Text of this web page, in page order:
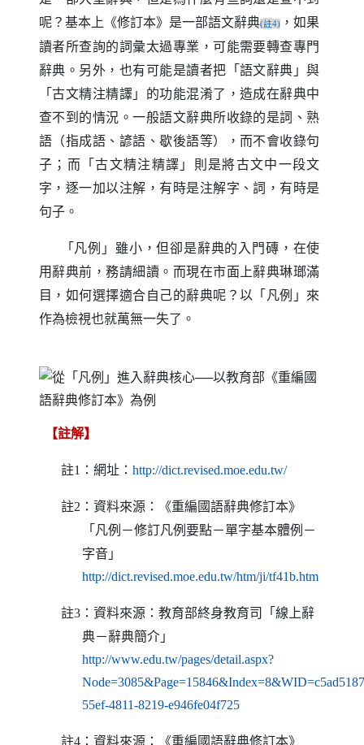
呢？基本上《修訂本》是一部語文辭典(註4) ，如果
讀者所查詢的詞彙太過專業，可能需要轉查專門
辭典。另外，也有可能是讀者把「語文辭典」與
「古文精注精譯」的功能混淆了，造成在辭典中
查不到的情況。一般語文辭典所收錄的是詞、熟
語（指成語、諺語、歇後語等），而不會收錄句
子；而「古文精注精譯」則是將古文中一段文
字，逐一加以注解，有時是注解字、詞，有時是
句子。
「凡例」雖小，但卻是辭典的入門磚，在使
用辭典前，務請細讀。而現在市面上辭典琳瑯滿
目，如何選擇適合自己的辭典呢？以「凡例」來
作為檢視也就萬無一失了。
【註解】
註1 ：網址： http://dict.revised.moe.edu.tw/（另開新視窗）
註2：資料來源：《重編國語辭典修訂本》
「凡例－修訂凡例要點－單字基本體例－
字音」
http://dict.revised.moe.edu.tw/htm/ji/tf41b.htm（另開新
註3：資料來源：教育部終身教育司「線上辭
典－辭典簡介」
http://www.edu.tw/pages/detail.aspx?
55ef-4811-8219-e946fe04f725（另開新視窗）
註4：資料來源：《重編國語辭典修訂本》